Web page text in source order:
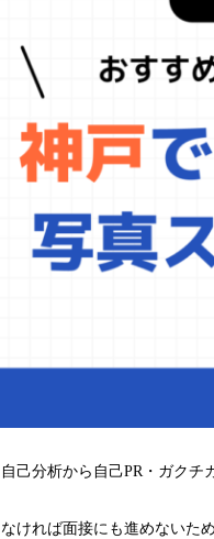
己分析から自己PR・ガク
ければ面接にも進めないた